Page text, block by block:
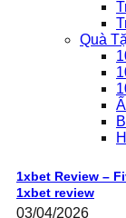
Quà
1xbet Review –
1xbet review
03/04/2026